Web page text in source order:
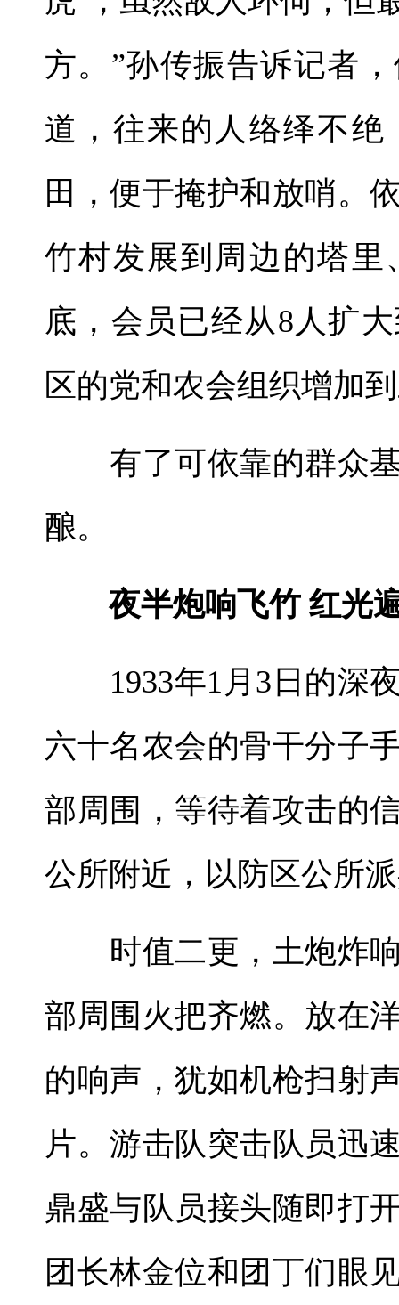
方。”孙传振告诉记者
道，往来的人络绎不
田，便于掩护和放哨。
竹村发展到周边的塔里
底，会员已经从8人扩
区的党和农会组织增加
有了可依靠的群众基
酿。
夜半炮响飞竹 红光
1933年1月3日的深夜
六十名农会的骨干分子
部周围，等待着攻击的
公所附近，以防区公所
时值二更，土炮炸响
部周围火把齐燃。放在
的响声，犹如机枪扫射
片。游击队突击队员迅
鼎盛与队员接头随即打
团长林金位和团丁们眼